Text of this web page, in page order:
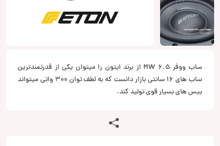
ساب ووفر MW 6.5 از برند ایتون را میتوان یکی از قدرتمندترین
ساب های 16 سانتی بازار دانست که به لطف توان 300 واتی میتواند
بیس های بسیار قوی تولید کند.